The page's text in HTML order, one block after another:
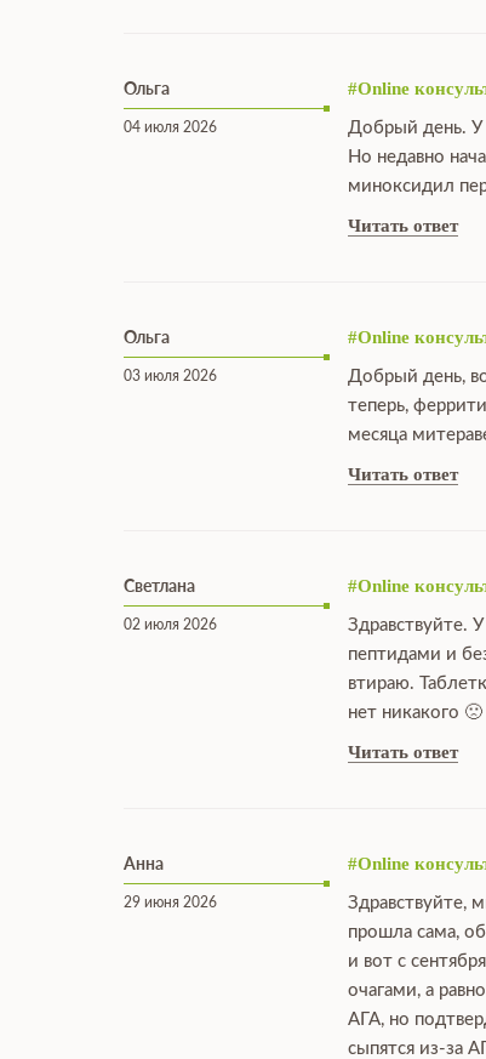
Ольга
04 июля 2026
#Online
Добрый день. У
Но недавно
миноксидил
Читать ответ
Ольга
03 июля 2026
#Online
Добрый день,
теперь,
месяца
Читать ответ
Светлана
02 июля 2026
#Online
Здравствуйте.
пептидами и
втираю.
нет никакого
Читать ответ
Анна
29 июня 2026
#Online
Здравствуйте,
прошла сама,
и вот с
очагами, а
АГА, но
сыпятся из-за